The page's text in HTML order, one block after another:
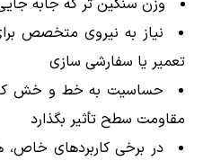
وزن سنگین تر که جابه
نیاز به نیروی متخصص
تعمیر یا سفارشی سازی
حساسیت به خط و خش
مقاومت سطح تأثیر بگذارد
در برخی کاربردهای خاص،